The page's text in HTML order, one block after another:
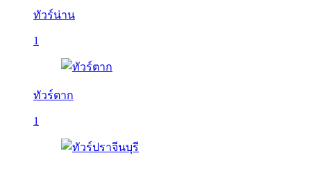
ทัวร์น่าน
1
ทัวร์ตาก
1